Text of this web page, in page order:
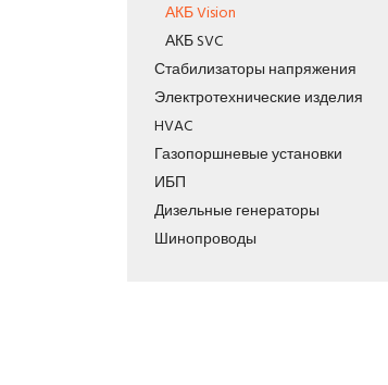
АКБ Vision
АКБ SVC
Стабилизаторы напряжения
Электротехнические изделия
HVAC
Газопоршневые установки
ИБП
Дизельные генераторы
Шинопроводы